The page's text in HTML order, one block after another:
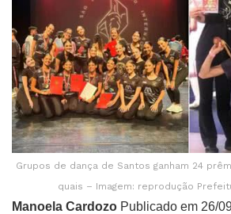
Grupos de dança de Santos ganham 24
quais – Imagem: reprodução
Manoela Cardozo Publicado em 26/